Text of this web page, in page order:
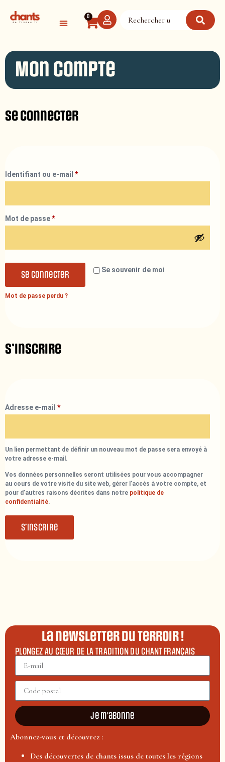
0
Mon compte
Se connecter
Identifiant ou e-mail *
Mot de passe*
Se souvenir de moi
Se connecter
Mot de passe perdu ?
S’inscrire
Adresse e-mail *
Un lien permettant de définir un nouveau mot de passe sera envoyé à
votre adresse e-mail.
Vos données personnelles seront utilisées pour vous accompagner
au cours de votre visite du site web, gérer l’accès à votre compte, et
pour d’autres raisons décrites dans notre politique de
confidentialité.
S’inscrire
La newsletter du terroir !
PLONGEZ AU CŒUR DE LA TRADITION DU CHANT FRANÇAIS
Je m'abonne
Abonnez-vous et découvrez :
Des découvertes de chants issus de toutes les régions